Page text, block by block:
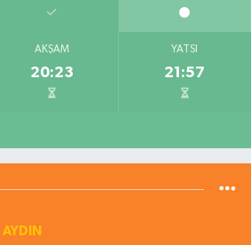
AKŞAM
20:23
YATSI
21:57